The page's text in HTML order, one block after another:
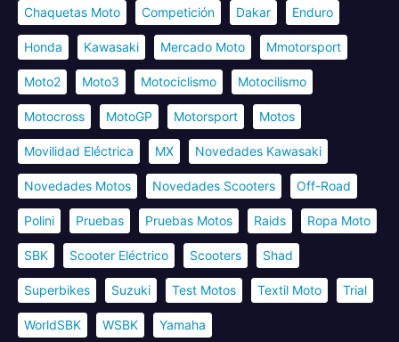
Chaquetas Moto Competición Dakar Enduro
Honda Kawasaki Mercado Moto Mmotorsport
Moto2 Moto3 Motociclismo Motocilismo
Motocross MotoGP Motorsport Motos
Movilidad Eléctrica MX Novedades Kawasaki
Novedades Motos Novedades Scooters Off-Road
Polini Pruebas Pruebas Motos Raids Ropa Moto
SBK Scooter Eléctrico Scooters Shad
Superbikes Suzuki Test Motos Textil Moto Trial
WorldSBK WSBK Yamaha